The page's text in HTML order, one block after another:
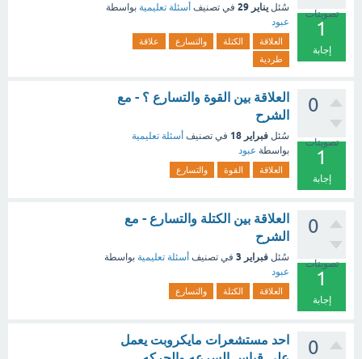
تصويتات
1
إجابة
سُئل يناير 29 في تصنيف أسئلة تعليمية بواسطة
عبود
العلاقة الكتلة والتسارع
علاقة
طردية
0
تصويتات
1
إجابة
العلاقة بين القوة والتسارع ؟ - مع
الشرح
سُئل فبراير 18 في تصنيف أسئلة تعليمية
بواسطة عبود
العلاقة القوة والتسارع
0
تصويتات
1
إجابة
العلاقة بين الكتلة والتسارع - مع
الشرح
سُئل فبراير 3 في تصنيف أسئلة تعليمية بواسطة
عبود
العلاقة الكتلة والتسارع
0
احد مستشعرات مايكروبت يعمل